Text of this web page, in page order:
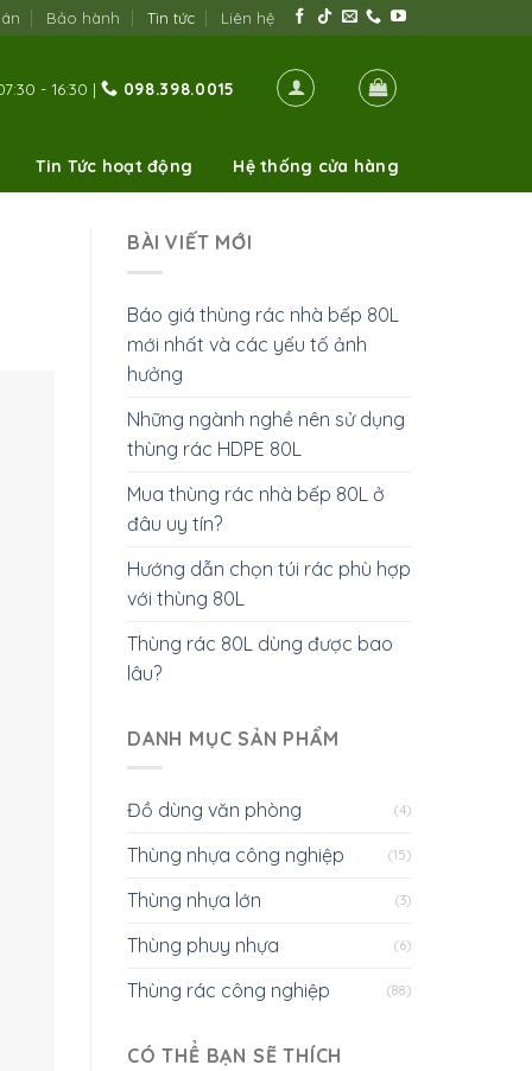
Bảo hành Tin tức Liên hệ
- 16:30 | 098.398.0015
Tin Tức hoạt động Hệ thống cửa hàng
BÀI VIẾT MỚI
Báo giá thùng rác nhà bếp 80L
mới nhất và các yếu tố ảnh
hưởng
Những ngành nghề nên sử dụng
thùng rác HDPE 80L
Mua thùng rác nhà bếp 80L ở
đâu uy tín?
Hướng dẫn chọn túi rác phù hợp
với thùng 80L
Thùng rác 80L dùng được bao
lâu?
DANH MỤC SẢN PHẨM
Đồ dùng văn phòng (4)
Thùng nhựa công nghiệp (15)
Thùng nhựa lớn (3)
Thùng phuy nhựa (6)
Thùng rác công nghiệp (88)
CÓ THỂ BẠN SẼ THÍCH